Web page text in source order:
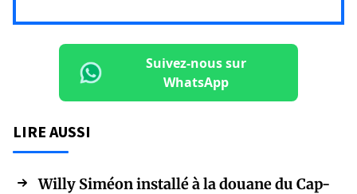
Suivez-nous sur
WhatsApp
LIRE AUSSI
Willy Siméon installé à la douane du Cap-